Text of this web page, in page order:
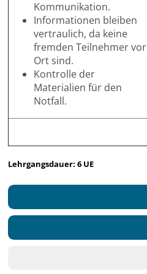
Kommunikation.
Informationen bleiben
vertraulich, da keine
fremden Teilnehmer vor
Ort sind.
Kontrolle der
Materialien für den
Notfall.
Lehrgangsdauer: 6 UE